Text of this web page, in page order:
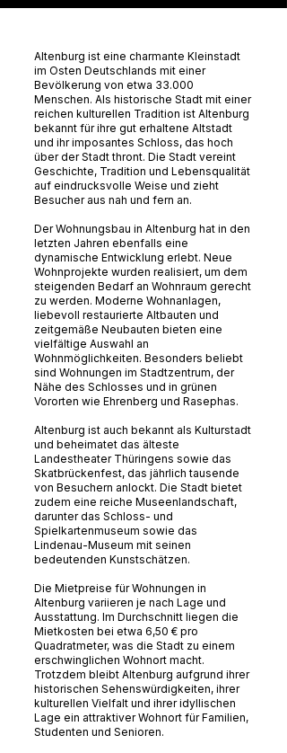
Altenburg ist eine charmante Kleinstadt
im Osten Deutschlands mit einer
Bevölkerung von etwa 33.000
Menschen. Als historische Stadt mit einer
reichen kulturellen Tradition ist Altenburg
bekannt für ihre gut erhaltene Altstadt
und ihr imposantes Schloss, das hoch
über der Stadt thront. Die Stadt vereint
Geschichte, Tradition und Lebensqualität
auf eindrucksvolle Weise und zieht
Besucher aus nah und fern an.
Der Wohnungsbau in Altenburg hat in den
letzten Jahren ebenfalls eine
dynamische Entwicklung erlebt. Neue
Wohnprojekte wurden realisiert, um dem
steigenden Bedarf an Wohnraum gerecht
zu werden. Moderne Wohnanlagen,
liebevoll restaurierte Altbauten und
zeitgemäße Neubauten bieten eine
vielfältige Auswahl an
Wohnmöglichkeiten. Besonders beliebt
sind Wohnungen im Stadtzentrum, der
Nähe des Schlosses und in grünen
Vororten wie Ehrenberg und Rasephas.
Altenburg ist auch bekannt als Kulturstadt
und beheimatet das älteste
Landestheater Thüringens sowie das
Skatbrückenfest, das jährlich tausende
von Besuchern anlockt. Die Stadt bietet
zudem eine reiche Museenlandschaft,
darunter das Schloss- und
Spielkartenmuseum sowie das
Lindenau-Museum mit seinen
bedeutenden Kunstschätzen.
Die Mietpreise für Wohnungen in
Altenburg variieren je nach Lage und
Ausstattung. Im Durchschnitt liegen die
Mietkosten bei etwa 6,50 € pro
Quadratmeter, was die Stadt zu einem
erschwinglichen Wohnort macht.
Trotzdem bleibt Altenburg aufgrund ihrer
historischen Sehenswürdigkeiten, ihrer
kulturellen Vielfalt und ihrer idyllischen
Lage ein attraktiver Wohnort für Familien,
Studenten und Senioren.